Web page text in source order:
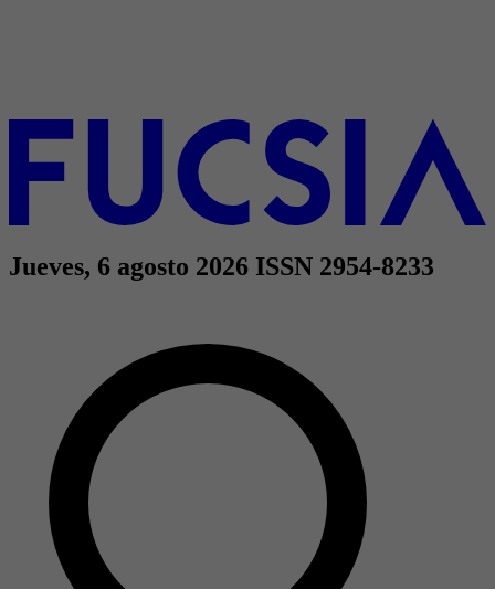
Jueves, 6 agosto 2026 ISSN 2954-8233